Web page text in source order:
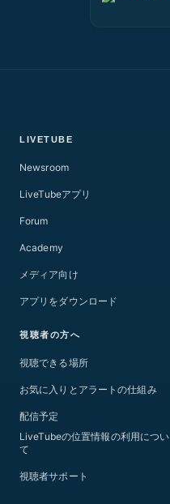
LIVETUBE
Newsroom
LiveTubeアプリ
Forum
Academy
メディア向け
アプリをダウンロード
視聴者の方へ
視聴できる場所
お気に入りとアラートの仕組み
配信予定
LiveTubeの位置情報の利用につい
て
視聴者サポート